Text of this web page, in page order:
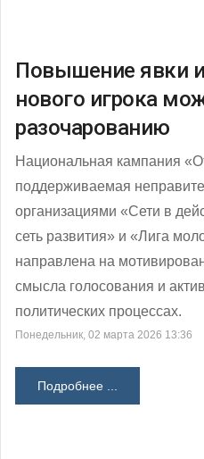
Повышение явки
нового игрока
разочарованию
Национальная кампания
поддерживаемая
организациями «Сети в
сеть развития» и «Лига
направлена ​​на
смысла голосования и
политических процессах.
Понедельник, 02 марта 2026 13:36
Подробнее ...